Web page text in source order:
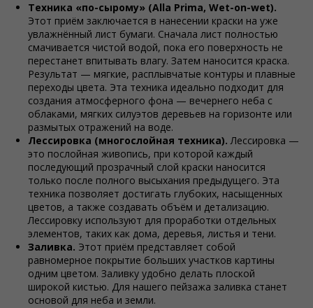
Техника «по-сырому» (Alla Prima, Wet-on-wet).
Этот приём заключается в нанесении краски на уже
увлажнённый лист бумаги. Сначала лист полностью
смачивается чистой водой, пока его поверхность не
перестанет впитывать влагу. Затем наносится краска.
Результат — мягкие, расплывчатые контуры и плавные
переходы цвета. Эта техника идеально подходит для
создания атмосферного фона — вечернего неба с
облаками, мягких силуэтов деревьев на горизонте или
размытых отражений на воде.
Лессировка (многослойная техника). Лессировка —
это послойная живопись, при которой каждый
последующий прозрачный слой краски наносится
только после полного высыхания предыдущего. Эта
техника позволяет достигать глубоких, насыщенных
цветов, а также создавать объём и детализацию.
Лессировку используют для проработки отдельных
элементов, таких как дома, деревья, листья и тени.
Заливка. Этот приём представляет собой
равномерное покрытие больших участков картины
одним цветом. Заливку удобно делать плоской
широкой кистью. Для нашего пейзажа заливка станет
основой для неба и земли.